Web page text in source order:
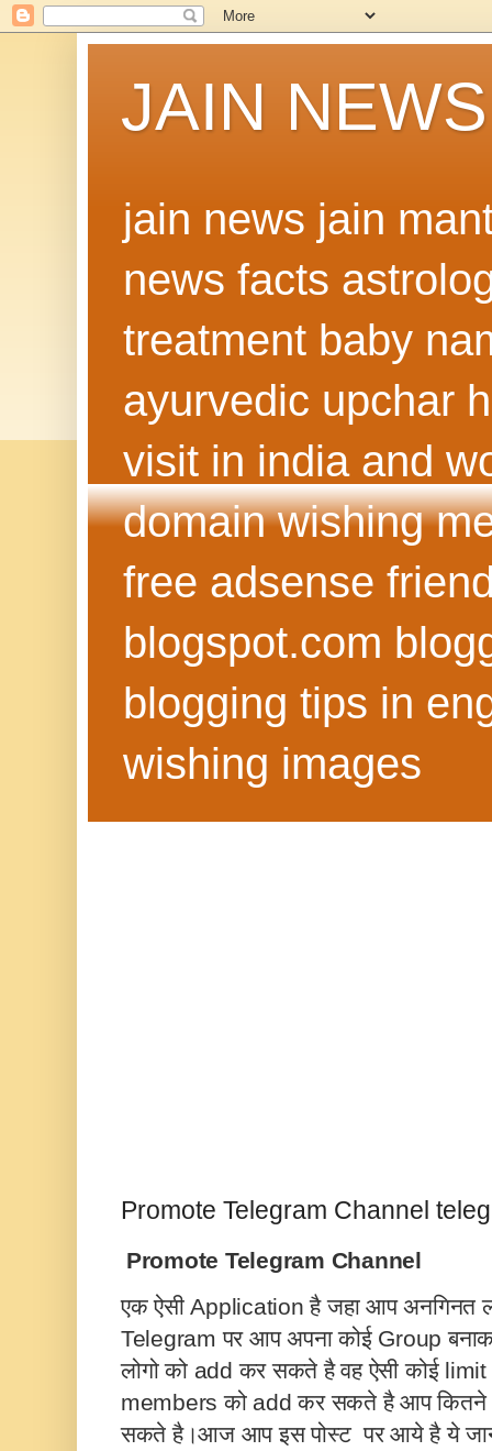
JAIN NEWS
jain news jain
news facts
treatment baby
ayurvedic upchar
visit in india and
domain wishing
free adsense
blogspot.com
blogging tips in
wishing images
Promote Telegram Channel
Promote Telegram Channel
एक ऐसी Application है जहा आप अनगिनत
Telegram पर आप अपना कोई Group
लोगो को add कर सकते है वह ऐसी कोई limit
members को add कर सकते है आप कितने
सकते है।आज आप इस पोस्टपर आये है ये